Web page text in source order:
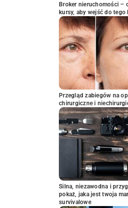
Broker nieruchomości –
kursy, aby wejść do tego
Przegląd zabiegów na
chirurgiczne i
Silna, niezawodna i
pokaż, jaka jest twoja
survivalowe